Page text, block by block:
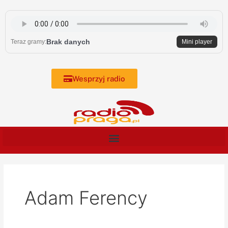
content
Teraz gramy:Brak danych Mini player
Wesprzyj radio
Adam Ferency